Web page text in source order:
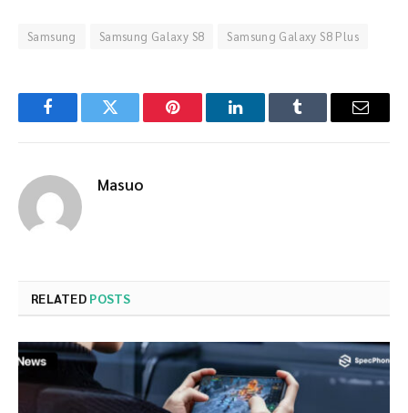
Samsung Samsung Galaxy S8 Samsung Galaxy S8 Plus
FacebookTwitter Pinterest LinkedInTumblr Email
Masuo
RELATED POSTS